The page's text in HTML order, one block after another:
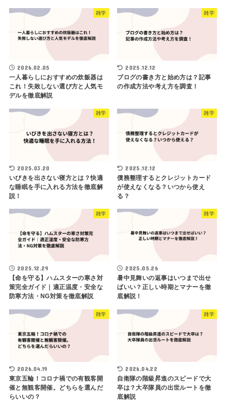
雑学
2026.02.05
一人暮らしにおすすめの炊飯器は
これ！失敗しない選び方と人気モ
デルを徹底解説
雑学
2025.12.12
ブログの書き方と始め方は？記事
の作成方法や考え方を調査！
雑学
2025.03.20
いびきを出さない寝方とは？快適
な睡眠を手に入れる方法を徹底解
説！
雑学
2025.12.12
債務整理するとクレジットカード
が使えなくなる？いつから使え
る？
雑学
2025.12.29
【命を守る】ハムスターの寒さ対
策完全ガイド｜適正温度・安全な
防寒方法・NG対策を徹底解説
雑学
2025.05.26
暑中見舞いの返事はいつまで出せ
ばいい？正しい時期とマナーを徹
底解説！
雑学
2026.04.19
東京五輪！コロナ禍での有観客開
催と無観客開催。どちらを選んだ
らいいの？
雑学
2026.04.22
自衛隊の階級昇進のスピードで大
卒は？大卒隊員の出世ルートを徹
底解説